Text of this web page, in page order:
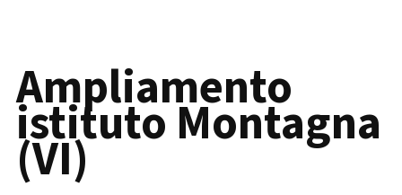
Ampliamento
istituto Montagna
(VI)